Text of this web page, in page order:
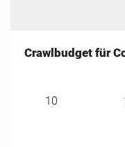
Crawlbudget für
10